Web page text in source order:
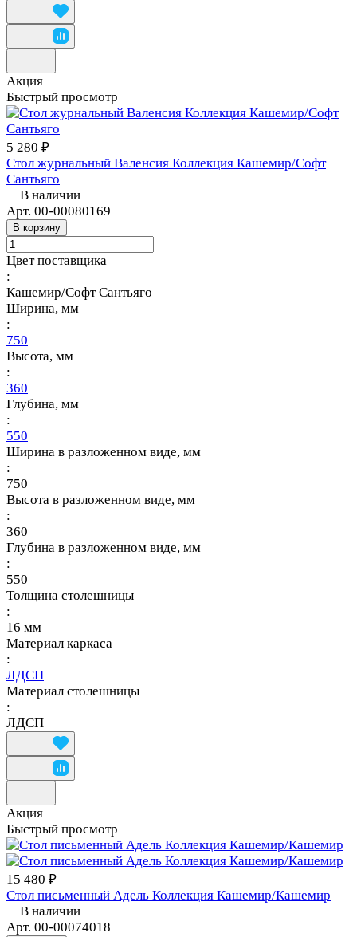
Акция
Быстрый просмотр
5 280 ₽
Стол журнальный Валенсия Коллекция Кашемир/Софт
Сантьяго
В наличии
Арт. 00-00080169
В корзину
Цвет поставщика
:
Кашемир/Софт Сантьяго
Ширина, мм
:
750
Высота, мм
:
360
Глубина, мм
:
550
Ширина в разложенном виде, мм
:
750
Высота в разложенном виде, мм
:
360
Глубина в разложенном виде, мм
:
550
Толщина столешницы
:
16 мм
Материал каркаса
:
ЛДСП
Материал столешницы
:
ЛДСП
Акция
Быстрый просмотр
15 480 ₽
Стол письменный Адель Коллекция Кашемир/Кашемир
В наличии
Арт. 00-00074018